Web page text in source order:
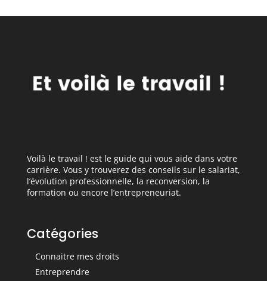
Voilà le travail ! est le guide qui vous aide dans votre
carrière. Vous y trouverez des conseils sur le salariat,
l’évolution professionnelle, la reconversion, la
formation ou encore l’entrepreneuriat.
Catégories
Connaitre mes droits
Entreprendre